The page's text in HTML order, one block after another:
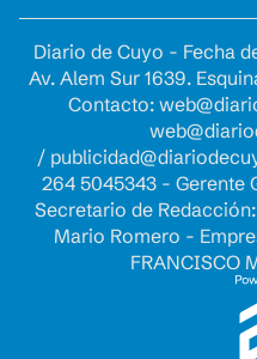
Diario de Cuyo - Fecha
Av. Alem Sur 1639.
Contacto:
/
264 5045343 - Gerente
Secretario de
Mario Romero -
FRANCISCO